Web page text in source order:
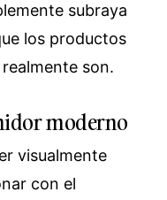
subraya
los productos
son.
moderno
visualmente
con el